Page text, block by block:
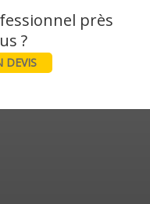
près
DEVIS